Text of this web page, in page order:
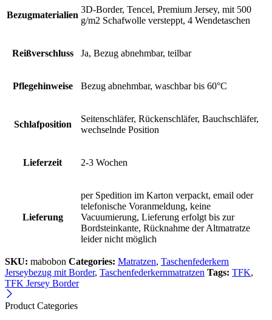
Bezugmaterialien
3D-Border, Tencel, Premium Jersey, mit 500
g/m2 Schafwolle versteppt, 4 Wendetaschen
Reißverschluss Ja, Bezug abnehmbar, teilbar
Pflegehinweise Bezug abnehmbar, waschbar bis 60°C
Schlafposition
Seitenschläfer, Rückenschläfer, Bauchschläfer,
wechselnde Position
Lieferzeit 2-3 Wochen
Lieferung
per Spedition im Karton verpackt, email oder
telefonische Voranmeldung, keine
Vacuumierung, Lieferung erfolgt bis zur
Bordsteinkante, Rücknahme der Altmatratze
leider nicht möglich
SKU: mabobon Categories: Matratzen, Taschenfederkern
Jerseybezug mit Border, Taschenfederkernmatratzen Tags: TFK,
TFK Jersey Border
Product Categories